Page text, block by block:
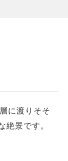
に渡りそそ
景です。